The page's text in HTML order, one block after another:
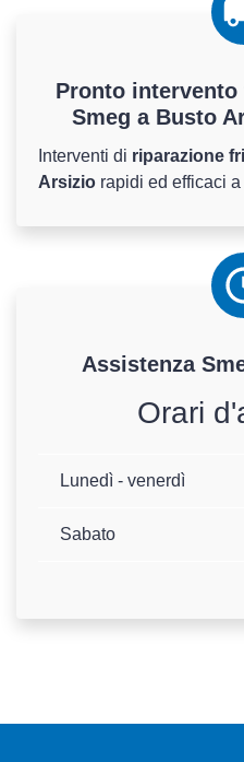
Pronto
Smeg a Busto
Interventi di riparazione
Arsizio rapidi ed efficaci
Assistenza
Orari
Lunedì - venerdì
Sabato